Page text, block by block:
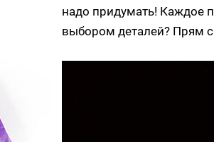
надо придумать! Каждое
выбором деталей? Прям